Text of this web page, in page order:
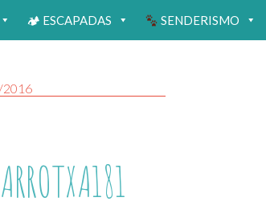
🏕 ESCAPADAS SENDERISMO